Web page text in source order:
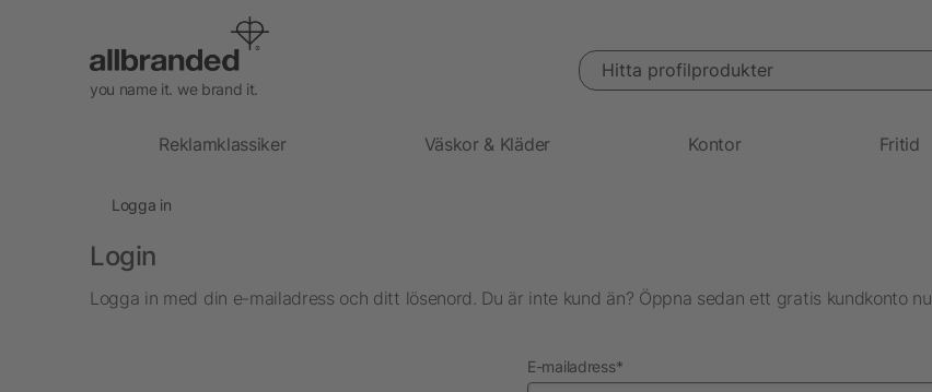
you name it. we brand it.
Hitta profilprodukter
Reklamklassiker Väskor & Kläder Kontor Fritid
Logga in
Login
Logga in med din e-mailadress och ditt lösenord. Du är inte kund än? Öppna sedan ett gratis kundkonto nu.
E-mailadressnödvändig
*